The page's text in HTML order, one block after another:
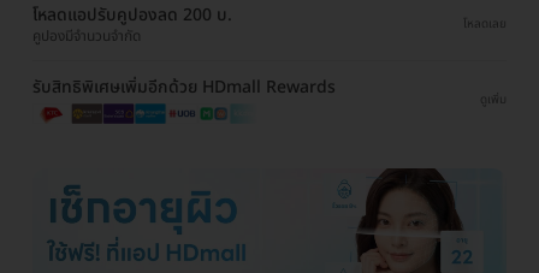
โหลดแอปรับคูปองลด 200 บ.
คูปองมีจำนวนจำกัด
โหลดเลย
รับสิทธิพิเศษเพิ่มอีกด้วย HDmall Rewards
ดูเพิ่ม